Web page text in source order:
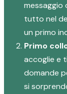
messaggio
tutto nel
un primo
Primo
accoglie e
domande
si